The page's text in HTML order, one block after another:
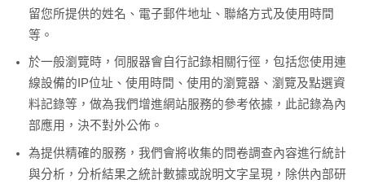
留您所提供的姓名、電子郵件地址、聯絡方式及使用時間
等。
於一般瀏覽時，伺服器會自行記錄相關行徑，包括您使用連
線設備的IP位址、使用時間、使用的瀏覽器、瀏覽及點選資
料記錄等，做為我們增進網站服務的參考依據，此記錄為內
部應用，決不對外公佈。
為提供精確的服務，我們會將收集的問卷調查內容進行統計
與分析，分析結果之統計數據或說明文字呈現，除供內部研